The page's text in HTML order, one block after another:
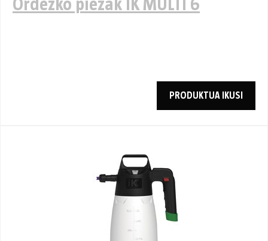
Ordezko piezak IK MULTI 6
PRODUKTUA IKUSI